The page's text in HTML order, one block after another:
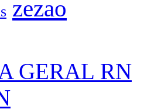
zezao
GERAL RN